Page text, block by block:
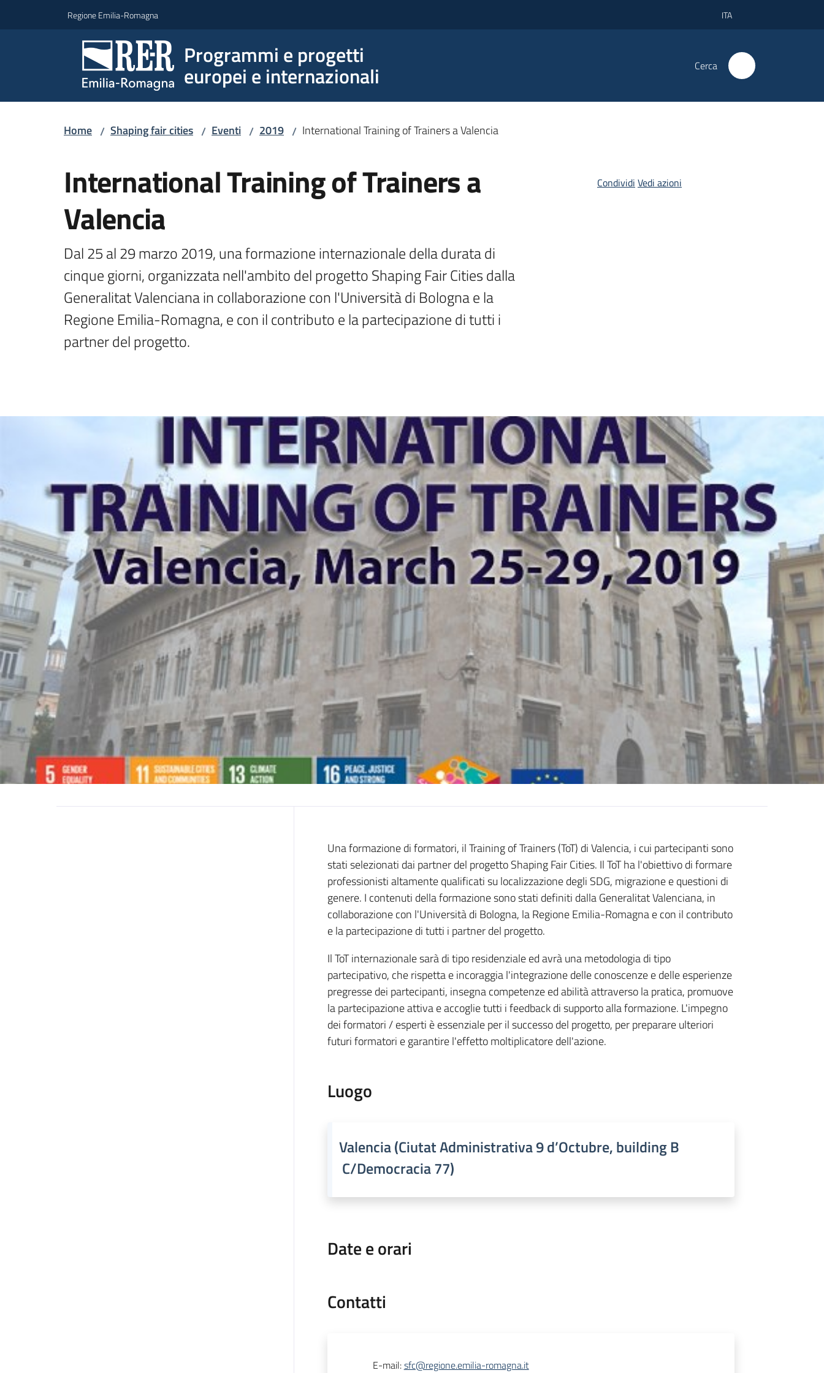
Regione Emilia-Romagna ITA
Programmi e progetti
europei e internazionali Cerca
Home / Shaping fair cities / Eventi / 2019 / International Training of Trainers a Valencia
International Training of Trainers a
Valencia
Dal 25 al 29 marzo 2019, una formazione internazionale della durata di
cinque giorni, organizzata nell'ambito del progetto Shaping Fair Cities dalla
Generalitat Valenciana in collaborazione con l'Università di Bologna e la
Regione Emilia-Romagna, e con il contributo e la partecipazione di tutti i
partner del progetto.
Condividi Vedi azioni
Cos'è
Una formazione di formatori, il Training of Trainers (ToT) di Valencia, i cui partecipanti sono
stati selezionati dai partner del progetto Shaping Fair Cities. Il ToT ha l'obiettivo di formare
professionisti altamente qualificati su localizzazione degli SDG, migrazione e questioni di
genere. I contenuti della formazione sono stati definiti dalla Generalitat Valenciana, in
collaborazione con l'Università di Bologna, la Regione Emilia-Romagna e con il contributo
e la partecipazione di tutti i partner del progetto.
Il ToT internazionale sarà di tipo residenziale ed avrà una metodologia di tipo
partecipativo, che rispetta e incoraggia l'integrazione delle conoscenze e delle esperienze
pregresse dei partecipanti, insegna competenze ed abilità attraverso la pratica, promuove
la partecipazione attiva e accoglie tutti i feedback di supporto alla formazione. L'impegno
dei formatori / esperti è essenziale per il successo del progetto, per preparare ulteriori
futuri formatori e garantire l'effetto moltiplicatore dell'azione.
Luogo
Valencia (Ciutat Administrativa 9 d’Octubre, building B
C/Democracia 77)
Date e orari
Contatti
E-mail:sfc@regione.emilia-romagna.it